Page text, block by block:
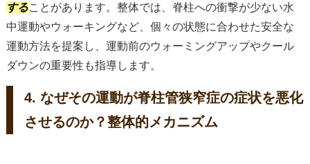
することがあります。整体では、脊柱への衝撃が少ない水
中運動やウォーキングなど、個々の状態に合わせた安全な
運動方法を提案し、運動前のウォーミングアップやクール
ダウンの重要性も指導します。
4. なぜその運動が脊柱管狭窄症の症状を悪化
させるのか？整体的メカニズム